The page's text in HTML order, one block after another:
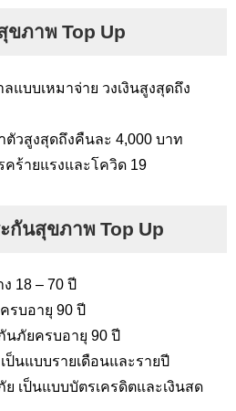
ขภาพ Top Up
แบบเหมาจ่าย วงเงินสูงสุดถึง
วสูงสุดถึงคืนละ 4,000 บาท
ร้ายแรงและโควิด 19
กันสุขภาพ Top Up
18 – 70 ปี
รบอายุ 90 ปี
นภัยครบอายุ 90 ปี
ป็นแบบรายเดือนและรายปี
เป็นแบบบัตรเครดิตและเงินสด